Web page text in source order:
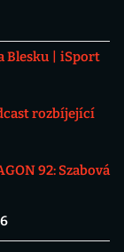
Blesku
iSport
rozbíjející
92: Szabová